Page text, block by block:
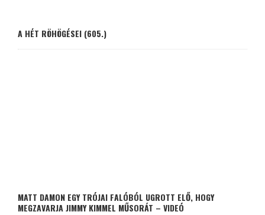
A HÉT RÖHÖGÉSEI (605.)
MATT DAMON EGY TRÓJAI FALÓBÓL UGROTT ELŐ, HOGY
MEGZAVARJA JIMMY KIMMEL MŰSORÁT – VIDEÓ